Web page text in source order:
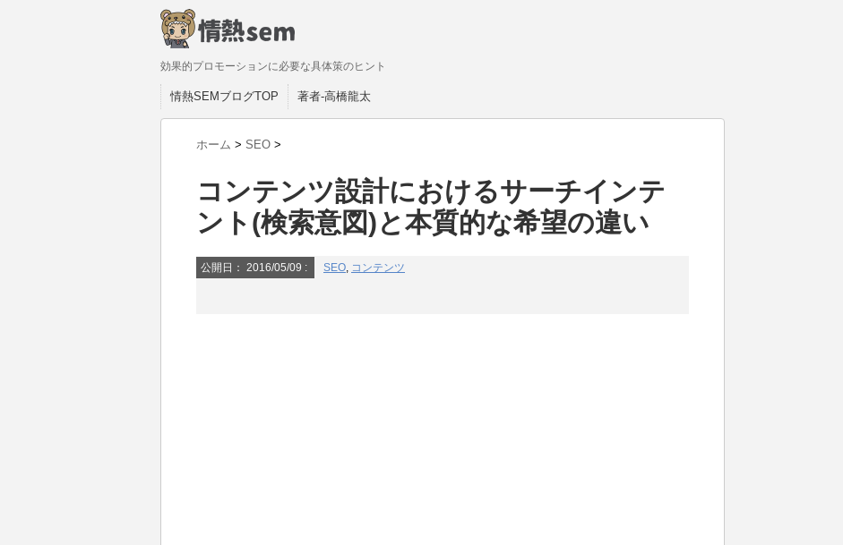
効果的プロモーションに必要な具体策のヒント
情熱SEMブログTOP 著者-高橋龍太
ホーム > SEO >
コンテンツ設計におけるサーチインテ
ント(検索意図)と本質的な希望の違い
公開日： 2016/05/09 : SEO, コンテンツ